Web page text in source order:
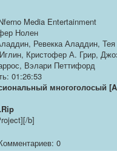
Media Entertainment
Нолен
Ревекка Аладдин,
Кристофер А. Грир,
Вэлари Петтифорд
01:26:53
многоголосый
b]
0